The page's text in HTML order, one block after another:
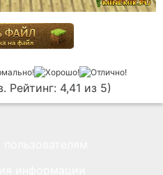
Рейтинг: 4,41 из 5)